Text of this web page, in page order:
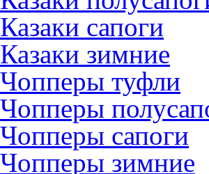
Казаки сапоги
Казаки зимние
Чопперы туфли
Чопперы
Чопперы сапоги
Чопперы зимние